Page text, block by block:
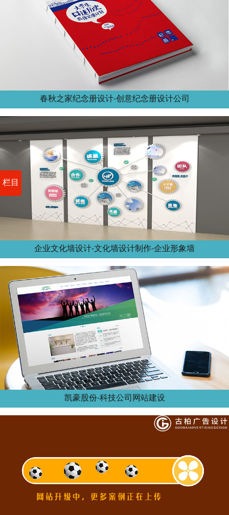
栏目
春秋之家纪念册设计-创意纪念册设计公司
企业文化墙设计-文化墙设计制作-企业形象墙
凯豪股份-科技公司网站建设